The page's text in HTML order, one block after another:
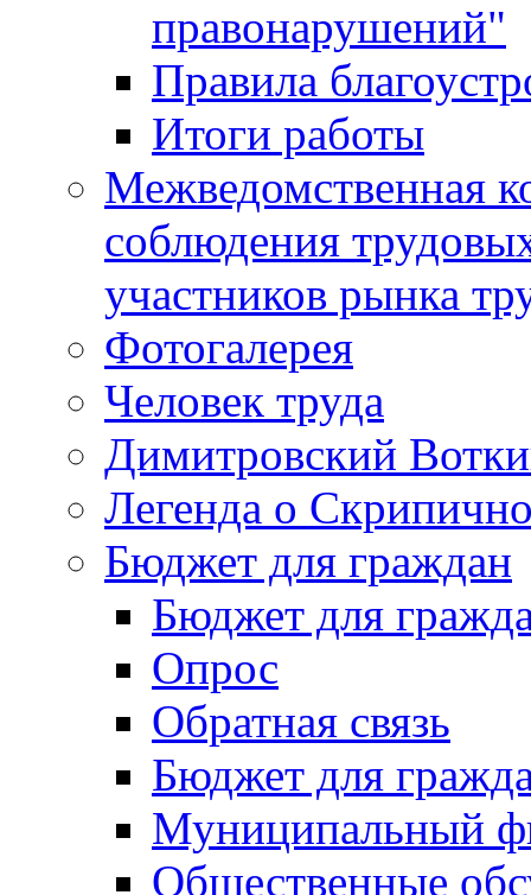
правонарушений"
Правила
Итоги работы
Межведомственная
соблюдения
участников рынка
Фотогалерея
Человек труда
Димитровский
Легенда о
Бюджет для граждан
Бюджет для
Опрос
Обратная связь
Бюджет для
Муниципальный
Общественные